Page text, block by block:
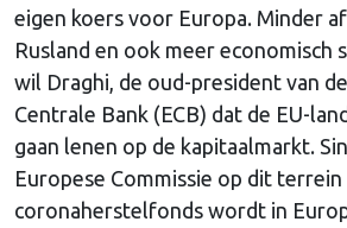
eigen koers voor Europa. Minder
Rusland en ook meer economisch
wil Draghi, de oud-president van
Centrale Bank (ECB) dat de EU-
gaan lenen op de kapitaalmarkt.
Europese Commissie op dit
coronaherstelfonds wordt in